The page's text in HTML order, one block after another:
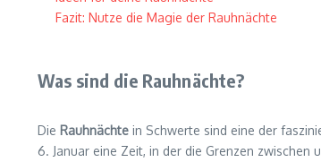
Fazit: Nutze die Magie der Rauhnächte
Was sind die Rauhnächte?
Die Rauhnächte in Schwerte sind eine der
6. Januar eine Zeit, in der die Grenzen